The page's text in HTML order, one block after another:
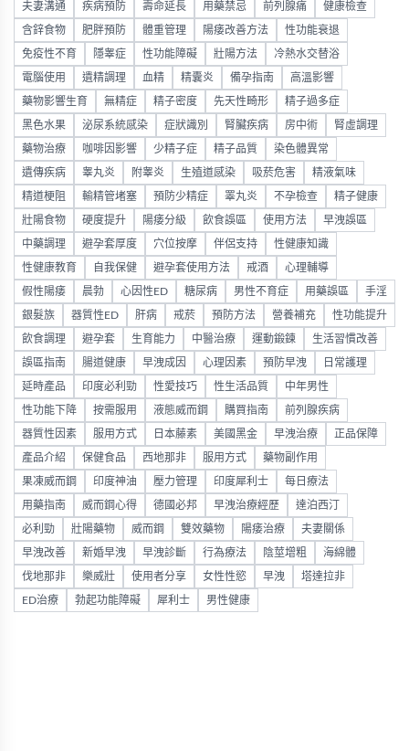
夫妻溝通 疾病預防 壽命延長 用藥禁忌 前列腺痛 健康檢查
含鋅食物 肥胖預防 體重管理 陽痿改善方法 性功能衰退
免疫性不育 隱睾症 性功能障礙 壯陽方法 冷熱水交替浴
電腦使用 遺精調理 血精 精囊炎 備孕指南 高溫影響
藥物影響生育 無精症 精子密度 先天性畸形 精子過多症
黑色水果 泌尿系統感染 症狀識別 腎臟疾病 房中術 腎虛調理
藥物治療 咖啡因影響 少精子症 精子品質 染色體異常
遺傳疾病 睾丸炎 附睾炎 生殖道感染 吸菸危害 精液氣味
精道梗阻 輸精管堵塞 預防少精症 睪丸炎 不孕檢查 精子健康
壯陽食物 硬度提升 陽痿分級 飲食誤區 使用方法 早洩誤區
中藥調理 避孕套厚度 穴位按摩 伴侶支持 性健康知識
性健康教育 自我保健 避孕套使用方法 戒酒 心理輔導
假性陽痿 晨勃 心因性ED 糖尿病 男性不育症 用藥誤區 手淫
銀髮族 器質性ED 肝病 戒菸 預防方法 營養補充 性功能提升
飲食調理 避孕套 生育能力 中醫治療 運動鍛鍊 生活習慣改善
誤區指南 腸道健康 早洩成因 心理因素 預防早洩 日常護理
延時產品 印度必利勁 性愛技巧 性生活品質 中年男性
性功能下降 按需服用 液態威而鋼 購買指南 前列腺疾病
器質性因素 服用方式 日本藤素 美國黑金 早洩治療 正品保障
產品介紹 保健食品 西地那非 服用方式 藥物副作用
果凍威而鋼 印度神油 壓力管理 印度犀利士 每日療法
用藥指南 威而鋼心得 德國必邦 早洩治療經歷 達泊西汀
必利勁 壯陽藥物 威而鋼 雙效藥物 陽痿治療 夫妻關係
早洩改善 新婚早洩 早洩診斷 行為療法 陰莖增粗 海綿體
伐地那非 樂威壯 使用者分享 女性性慾 早洩 塔達拉非
ED治療 勃起功能障礙 犀利士 男性健康